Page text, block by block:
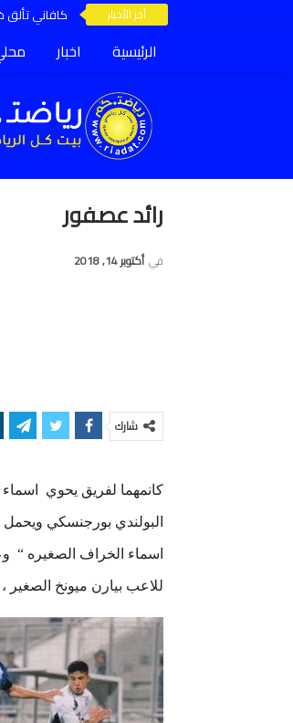
آخر الأخبار كافاني تألق
الرئيسية اخبار
رائد عصفور
في أكتوبر 14, 2018
شارك
كانمهما لفريق يحوي اسماء
البولندي بورجنسكي
اسماء الخراف الصغيره “
للاعب بيارن ميونخ